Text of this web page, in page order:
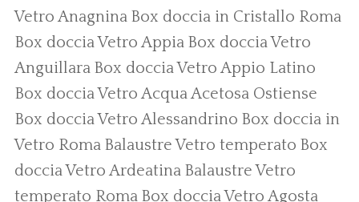
Vetro Anagnina Box doccia in Cristallo Roma
Box doccia Vetro Appia Box doccia Vetro
Anguillara Box doccia Vetro Appio Latino
Box doccia Vetro Acqua Acetosa Ostiense
Box doccia Vetro Alessandrino Box doccia in
Vetro Roma Balaustre Vetro temperato Box
doccia Vetro Ardeatina Balaustre Vetro
temperato Roma Box doccia Vetro Agosta